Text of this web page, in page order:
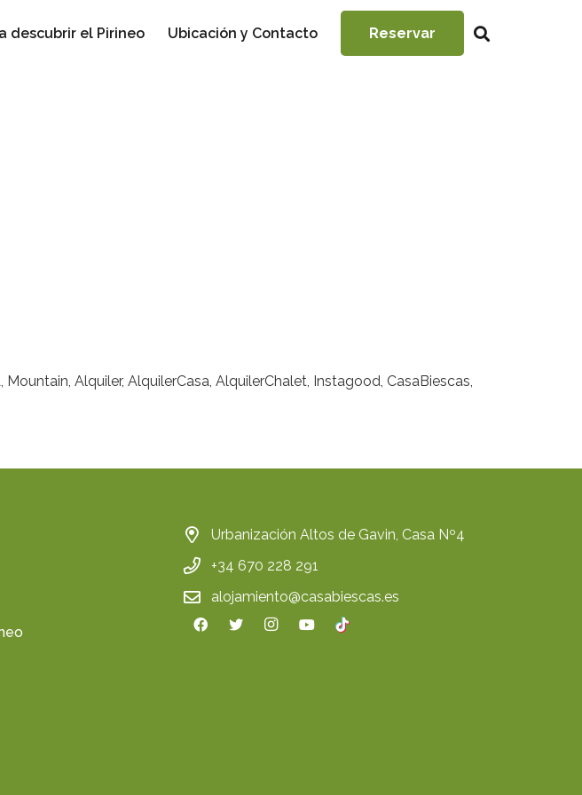
descubrir el Pirineo Ubicación y Contacto Reservar
Alquiler, AlquilerCasa, AlquilerChalet, Instagood, CasaBiescas,
Urbanización Altos de Gavin, Casa Nº4
+34 670 228 291
alojamiento@casabiescas.es